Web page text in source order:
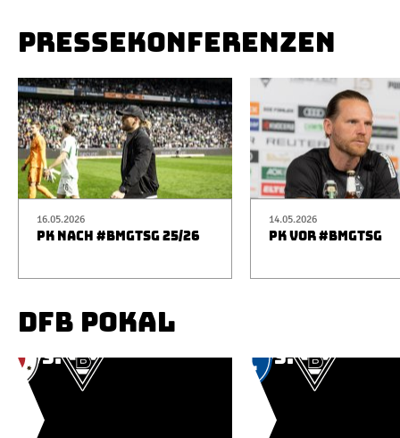
PRESSEKONFERENZEN
16.05.2026
PK NACH #BMGTSG 25/26
14.05.2026
PK VOR #BMGTSG
DFB POKAL